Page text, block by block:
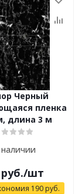
Черный
пленка
длина 3 м
руб./шт
190 руб.